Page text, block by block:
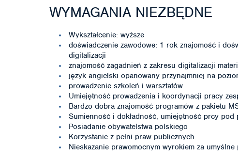
WYMAGANIA NIEZBĘDNE
Wykształcenie: wyższe
doświadczenie zawodowe: 1 rok znajomość i
digitalizacji
znajomość zagadnień z zakresu digitalizacji
język angielski opanowany przynajmniej na
prowadzenie szkoleń i warsztatów
Umiejętność prowadzenia i koordynacji pracy
Bardzo dobra znajomość programów z pakietu
Sumienność i dokładność, umiejętność prcy pod
Posiadanie obywatelstwa polskiego
Korzystanie z pełni praw publicznych
Nieskazanie prawomocnym wyrokiem za